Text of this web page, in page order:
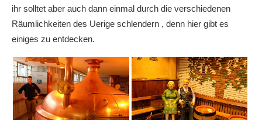
ihr solltet aber auch dann einmal durch die verschiedenen
Räumlichkeiten des Uerige schlendern , denn hier gibt es
einiges zu entdecken.